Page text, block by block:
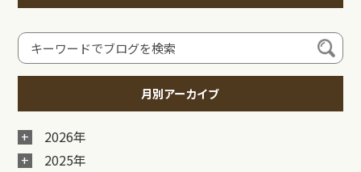
月別アーカイブ
2026年
2025年